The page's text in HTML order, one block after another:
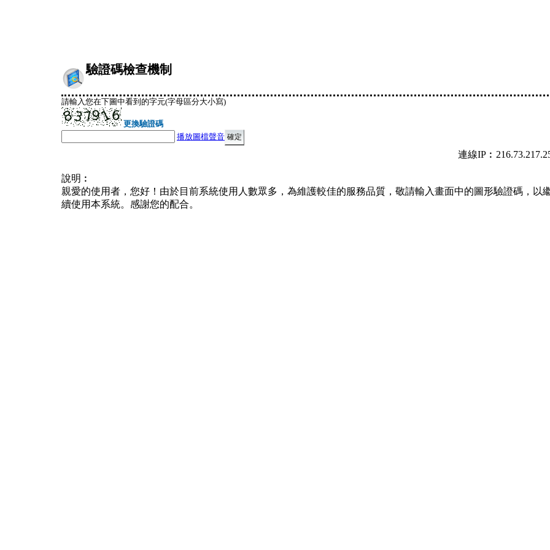
驗證碼檢查機制
請輸入您在下圖中看到的字元(字母區分大小寫)
更換驗證碼
播放圖檔聲音
連線
說明︰
親愛的使用者，您好！由於目前系統使用人數眾多，為維護較佳的服務品質，敬請輸入畫面中的圖形驗證碼，以
續使用本系統。感謝您的配合。